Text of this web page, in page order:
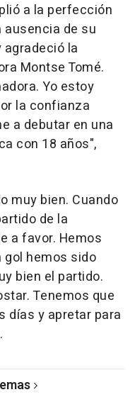
a la perfección
ausencia de su
la
Montse Tomé.
Yo estoy
la confianza
a debutar en una
con 18 años",
muy bien. Cuando
de la
a favor. Hemos
gol hemos sido
bien el partido.
Tenemos que
días y apretar para